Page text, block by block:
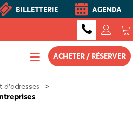
BILLETTERIE AGENDA
ACHETER / RÉSERVER
d'adresses
>